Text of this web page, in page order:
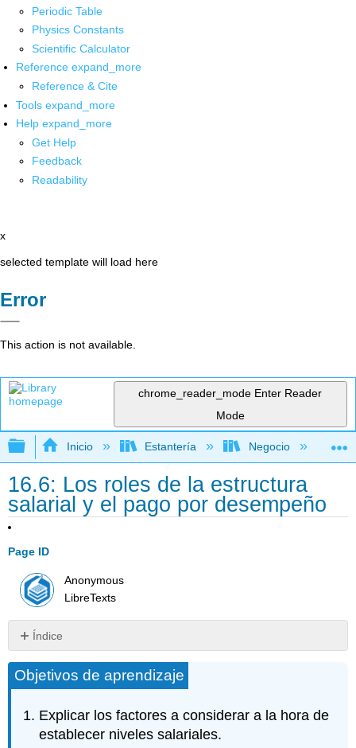
Periodic Table
Physics Constants
Scientific Calculator
Reference expand_more
Reference & Cite
Tools expand_more
Help expand_more
Get Help
Feedback
Readability
x
selected template will load here
Error
This action is not available.
chrome_reader_mode Enter Reader
Mode
Expandir/contraer jerarquía global
Inicio Estantería Negocio
16.6: Los roles de la estructura
salarial y el pago por desempeño
Page ID
Anonymous
LibreTexts
Índice
HRM
El
valor
de
los
Objetivos de aprendizaje
Explicar los factores a considerar a la hora de
establecer niveles salariales.